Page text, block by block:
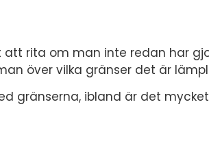
rita om man inte redan har
över vilka gränser det är
gränserna, ibland är det